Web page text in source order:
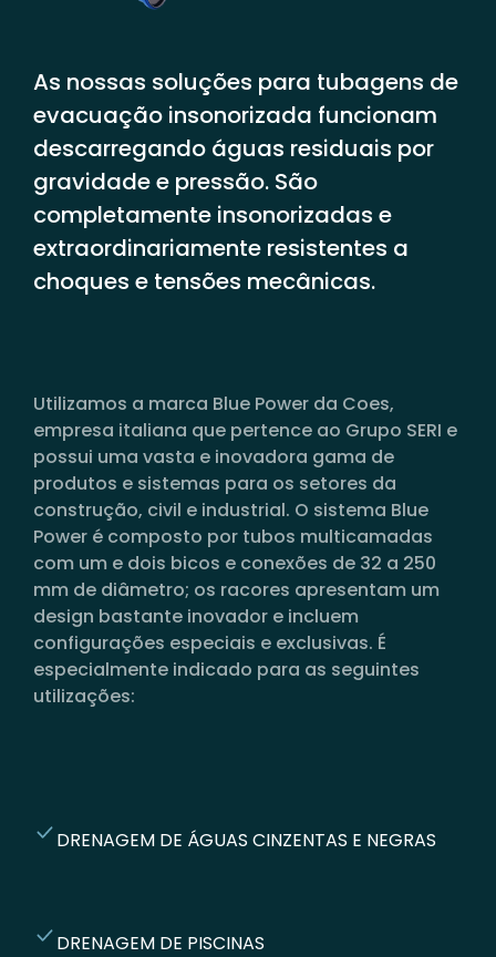
As nossas soluções para tubagens de
evacuação insonorizada funcionam
descarregando águas residuais por
gravidade e pressão. São
completamente insonorizadas e
extraordinariamente resistentes a
choques e tensões mecânicas.
Utilizamos a marca Blue Power da Coes,
empresa italiana que pertence ao Grupo SERI e
possui uma vasta e inovadora gama de
produtos e sistemas para os setores da
construção, civil e industrial. O sistema Blue
Power é composto por tubos multicamadas
com um e dois bicos e conexões de 32 a 250
mm de diâmetro; os racores apresentam um
design bastante inovador e incluem
configurações especiais e exclusivas. É
especialmente indicado para as seguintes
utilizações:
DRENAGEM DE ÁGUAS CINZENTAS E NEGRAS
DRENAGEM DE PISCINAS